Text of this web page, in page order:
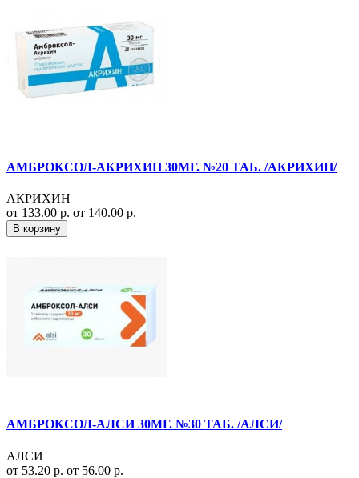
АМБРОКСОЛ-АКРИХИН 30МГ. №20 ТАБ. /АКРИХИН/
АКРИХИН
от 133.00 р. от 140.00 р.
В корзину
АМБРОКСОЛ-АЛСИ 30МГ. №30 ТАБ. /АЛСИ/
АЛСИ
от 53.20 р. от 56.00 р.